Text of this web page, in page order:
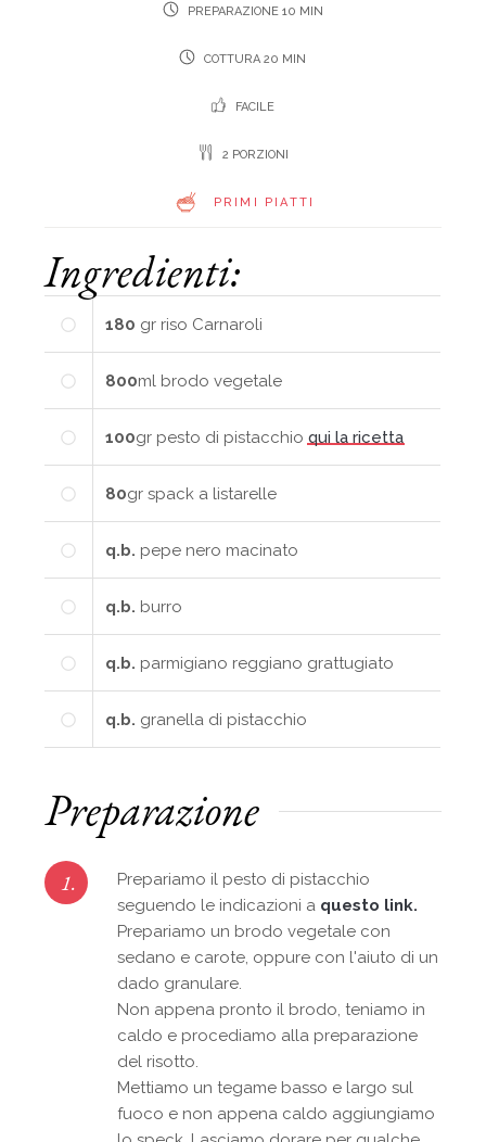
PREPARAZIONE 10 MIN
COTTURA 20 MIN
FACILE
2 PORZIONI
PRIMI PIATTI
Ingredienti:
180 gr riso Carnaroli
800ml brodo vegetale
100gr pesto di pistacchioqui la ricetta
80gr spack a listarelle
q.b. pepe nero macinato
q.b. burro
q.b. parmigiano reggiano grattugiato
q.b. granella di pistacchio
Preparazione
1.
Prepariamo il pesto di pistacchio
seguendo le indicazioni a questo link.
Prepariamo un brodo vegetale con
sedano e carote, oppure con l'aiuto di un
dado granulare.
Non appena pronto il brodo, teniamo in
caldo e procediamo alla preparazione
del risotto.
Mettiamo un tegame basso e largo sul
fuoco e non appena caldo aggiungiamo